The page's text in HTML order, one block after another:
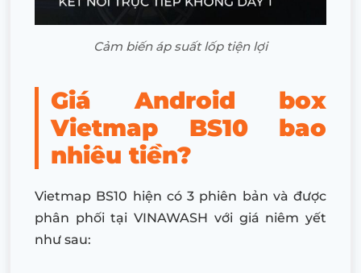
Cảm biến áp suất lốp tiện lợi
Giá Android box
Vietmap BS10 bao
nhiêu tiền?
Vietmap BS10 hiện có 3 phiên bản và được
phân phối tại VINAWASH với giá niêm yết
như sau: